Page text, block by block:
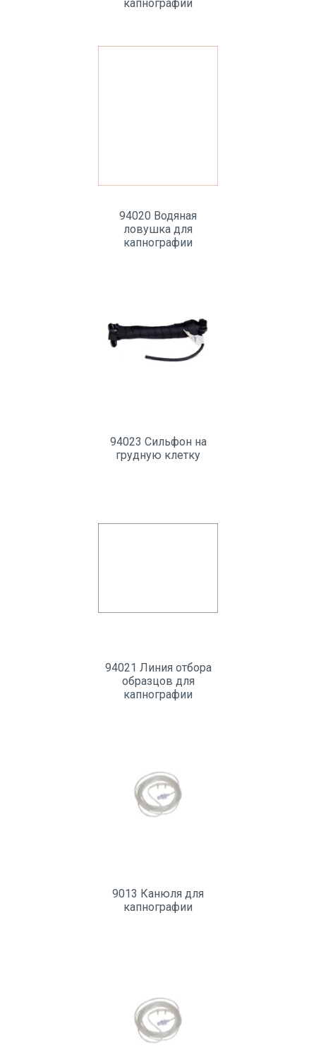
капнографии
94020 Водяная
ловушка для
капнографии
94023 Сильфон на
грудную клетку
94021 Линия отбора
образцов для
капнографии
9013 Канюля для
капнографии